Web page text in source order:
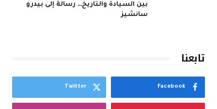
بين السيادة والتاريخ… رسالة إلى بيدرو
سانشيز
تابعنا
Facebook
Twitter